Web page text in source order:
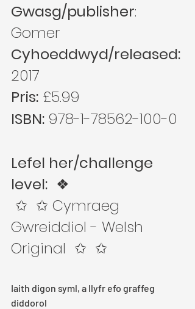
Gwasg/publisher:
Gomer
Cyhoeddwyd/released:
2017
Pris: £5.99
ISBN: 978-1-78562-100-0
Lefel her/challenge
level:
  ❖
Gwreiddiol - Welsh
Original  ✩  ✩
Iaith digon syml, a llyfr efo graffeg
diddorol